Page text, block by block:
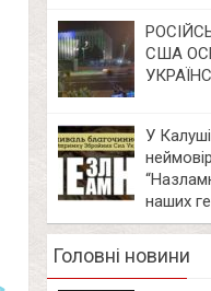
США
У
наших
Головні новини